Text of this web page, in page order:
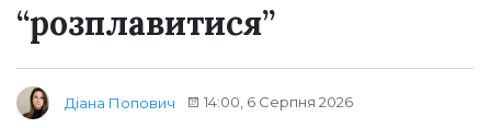
“розплавитися”
Діана Попович 14:00, 6 Серпня 2026